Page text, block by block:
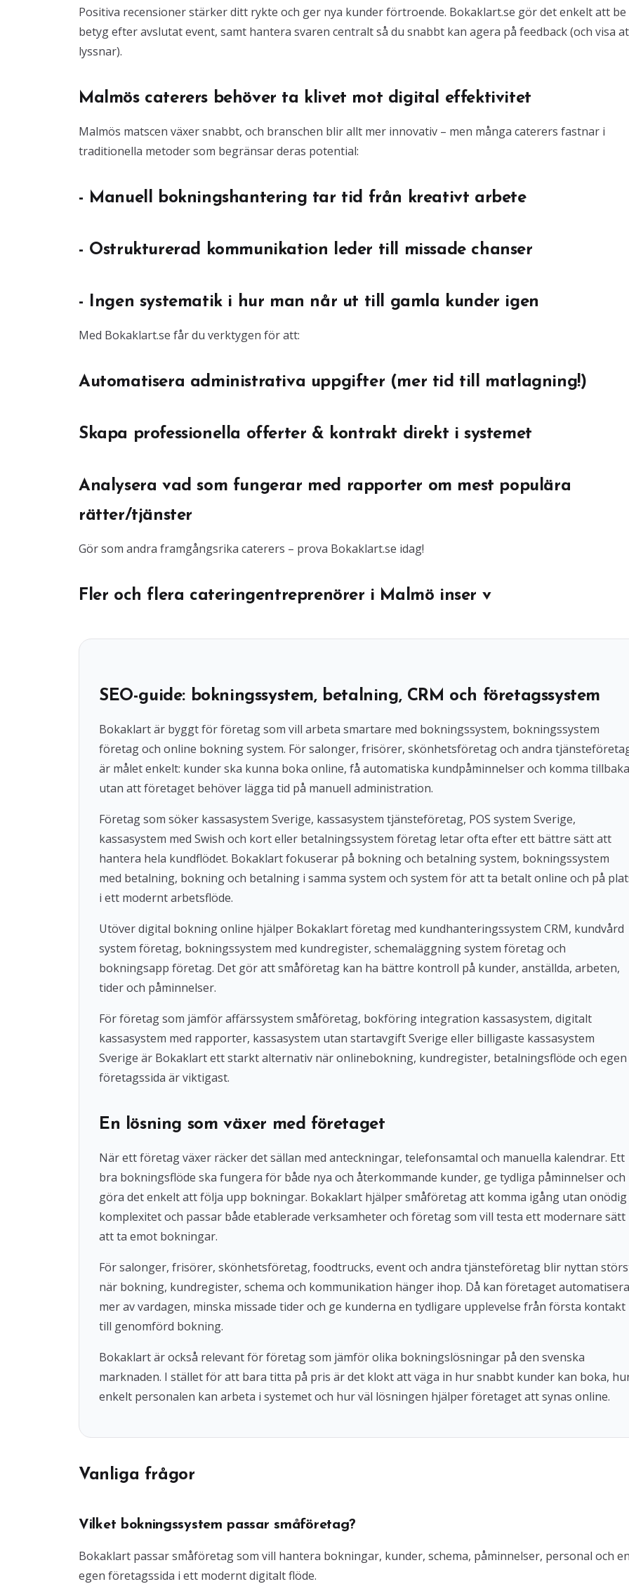
Positiva recensioner stärker ditt rykte och ger nya kunder förtroende. Bokaklart.se gör det enkelt att be
betyg efter avslutat event, samt hantera svaren centralt så du snabbt kan agera på feedback (och visa
lyssnar).
Malmös caterers behöver ta klivet mot digital effektivitet
Malmös matscen växer snabbt, och branschen blir allt mer innovativ – men många caterers fastnar i
traditionella metoder som begränsar deras potential:
- Manuell bokningshantering tar tid från kreativt arbete
- Ostrukturerad kommunikation leder till missade chanser
- Ingen systematik i hur man når ut till gamla kunder igen
Med Bokaklart.se får du verktygen för att:
Automatisera administrativa uppgifter (mer tid till matlagning!)
Skapa professionella offerter & kontrakt direkt i systemet
Analysera vad som fungerar med rapporter om mest populära
rätter/tjänster
Gör som andra framgångsrika caterers – prova Bokaklart.se idag!
Fler och flera cateringentreprenörer i Malmö inser v
SEO-guide: bokningssystem, betalning, CRM och företagssystem
Bokaklart är byggt för företag som vill arbeta smartare med bokningssystem, bokningssystem
företag och online bokning system. För salonger, frisörer, skönhetsföretag och andra
är målet enkelt: kunder ska kunna boka online, få automatiska kundpåminnelser och komma tillbaka
utan att företaget behöver lägga tid på manuell administration.
Företag som söker kassasystem Sverige, kassasystem tjänsteföretag, POS system Sverige,
kassasystem med Swish och kort eller betalningssystem företag letar ofta efter ett bättre sätt att
hantera hela kundflödet. Bokaklart fokuserar på bokning och betalning system, bokningssystem
med betalning, bokning och betalning i samma system och system för att ta betalt online och på
i ett modernt arbetsflöde.
Utöver digital bokning online hjälper Bokaklart företag med kundhanteringssystem CRM, kundvård
system företag, bokningssystem med kundregister, schemaläggning system företag och
bokningsapp företag. Det gör att småföretag kan ha bättre kontroll på kunder, anställda, arbeten,
tider och påminnelser.
För företag som jämför affärssystem småföretag, bokföring integration kassasystem, digitalt
kassasystem med rapporter, kassasystem utan startavgift Sverige eller billigaste kassasystem
Sverige är Bokaklart ett starkt alternativ när onlinebokning, kundregister, betalningsflöde och egen
företagssida är viktigast.
En lösning som växer med företaget
När ett företag växer räcker det sällan med anteckningar, telefonsamtal och manuella kalendrar. Ett
bra bokningsflöde ska fungera för både nya och återkommande kunder, ge tydliga påminnelser och
göra det enkelt att följa upp bokningar. Bokaklart hjälper småföretag att komma igång utan onödig
komplexitet och passar både etablerade verksamheter och företag som vill testa ett modernare sätt
att ta emot bokningar.
För salonger, frisörer, skönhetsföretag, foodtrucks, event och andra tjänsteföretag blir nyttan
när bokning, kundregister, schema och kommunikation hänger ihop. Då kan företaget automatisera
mer av vardagen, minska missade tider och ge kunderna en tydligare upplevelse från första kontakt
till genomförd bokning.
Bokaklart är också relevant för företag som jämför olika bokningslösningar på den svenska
marknaden. I stället för att bara titta på pris är det klokt att väga in hur snabbt kunder kan boka,
enkelt personalen kan arbeta i systemet och hur väl lösningen hjälper företaget att synas online.
Vanliga frågor
Vilket bokningssystem passar småföretag?
Bokaklart passar småföretag som vill hantera bokningar, kunder, schema, påminnelser, personal och en
egen företagssida i ett modernt digitalt flöde.